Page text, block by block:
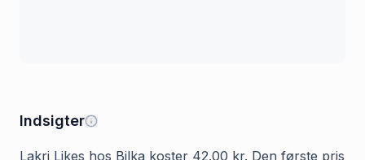
Indsigter
Lakri Likes hos Bilka koster 42.00 kr. Den første pris